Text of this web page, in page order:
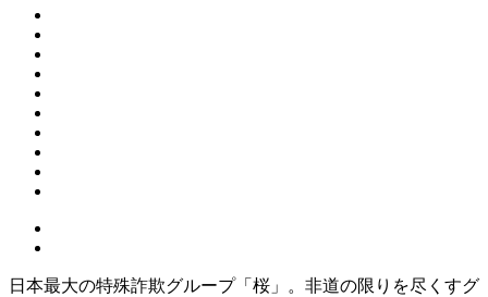
日本最大の特殊詐欺グループ「桜」。非道の限りを尽くすグ